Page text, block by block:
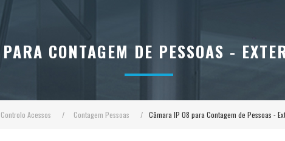
Controlo Acessos / Contagem Pessoas / Câmara IP 08 para Contagem de Pessoas -
CONTAGEM DE PESSOAS -